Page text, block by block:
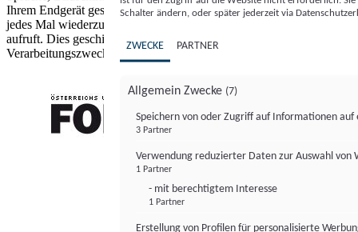
Ihrem Endgerät gespeichert oder von dort ausgelesen werden, um es
jedes Mal wiederzuerkennen, wenn es eine App oder einer Webseite
aufruft. Dies geschieht für einen oder mehrere der hier aufgeführten
Verarbeitungszwecke.
Schalter ändern, oder später jederzeit via
ZWECKE PARTNER
Allgemein Zwecke (7)
Speichern von oder Zugriff auf Informationen auf
3 Partner
Verwendung reduzierter Daten zur Auswahl von
1 Partner
- mit berechtigtem Interesse
1 Partner
Erstellung von Profilen für personalisierte
FONDS professionell